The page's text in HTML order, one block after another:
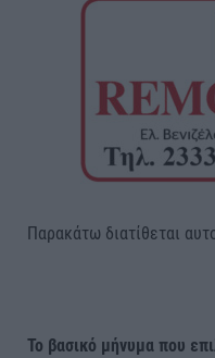
Παρακάτω διατίθεται
Το βασικό μήνυμα που